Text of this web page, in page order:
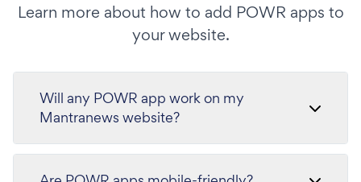
Learn more about how to add POWR apps to
your website.
Will any POWR app work on my
Mantranews website?